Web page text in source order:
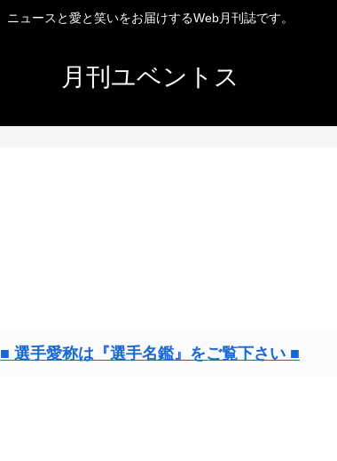
ニュースと愛と笑いをお届けするWeb月刊誌です。
月刊ユベントス
■ 選手愛称は『選手名鑑』をご覧下さい ■